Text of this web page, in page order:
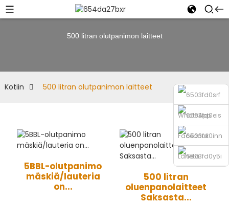
WhatsApp
Facebook
Lähetä
sähköpostia
Puhelin
500 litran olutpanimon laitteet
Kotiin 500 litran olutpanimon laitteet
5BBL-olutpanimo
mäskiä/lauteria
on...
500 litran
oluenpanolaitteet
Saksasta...